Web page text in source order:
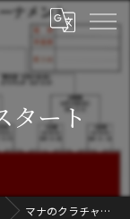
タート
マナのクラチャンがスタート